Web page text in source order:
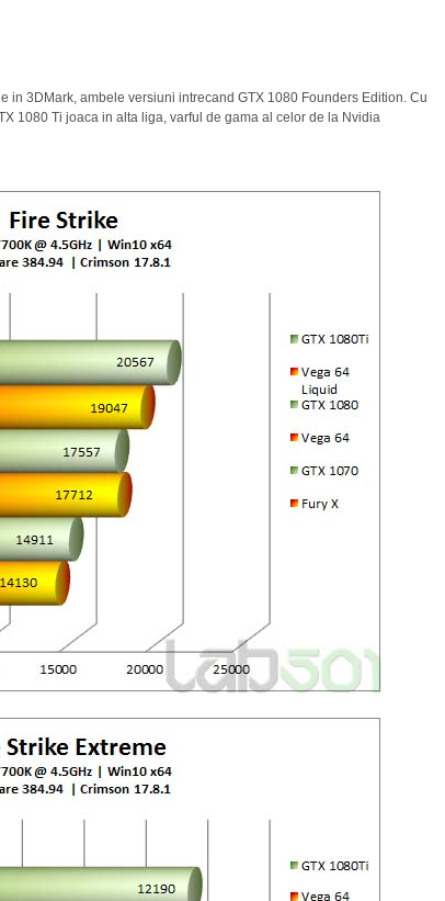
in 3DMark, ambele versiuni intrecand GTX 1080 Founders Edition. Cu
1080 Ti joaca in alta liga, varful de gama al celor de la Nvidia